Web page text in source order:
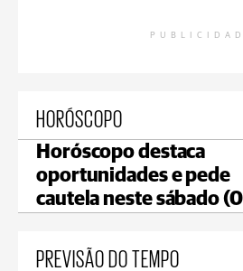
HORÓSCOPO
Horóscopo destaca
oportunidades e pede
cautela neste sábado
PREVISÃO DO TEMPO